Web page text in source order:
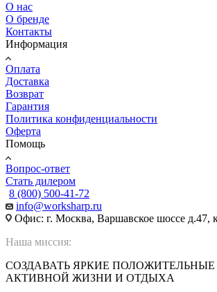
О нас
О бренде
Контакты
Информация
Оплата
Доставка
Возврат
Гарантия
Политика конфиденциальности
Оферта
Помощь
Вопрос-ответ
Стать дилером
8 (800) 500-41-72
info@worksharp.ru
Офис: г. Москва, Варшавское шоссе д.47,
Наша миссия:
СОЗДАВАТЬ ЯРКИЕ
АКТИВНОЙ ЖИЗНИ И ОТДЫХА